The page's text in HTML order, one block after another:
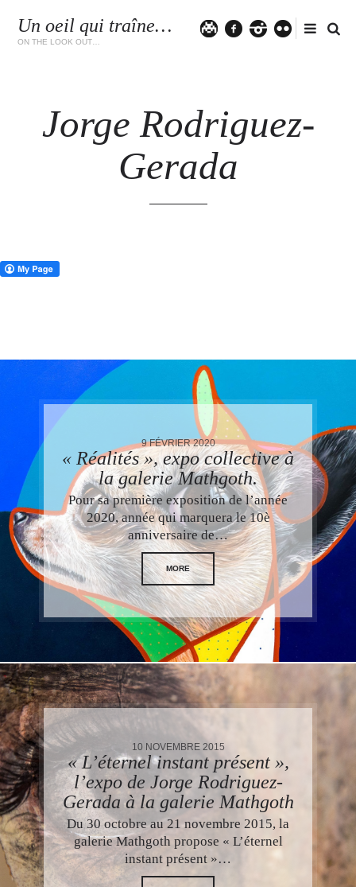
Un oeil qui traîne…
ON THE LOOK OUT…
Jorge Rodriguez-
Gerada
9 FÉVRIER 2020
« Réalités », expo collective à
la galerie Mathgoth.
Pour sa première exposition de l’année
2020, année qui marquera le 10è
anniversaire de…
MORE
10 NOVEMBRE 2015
« L’éternel instant présent »,
l’expo de Jorge Rodriguez-
Gerada à la galerie Mathgoth
Du 30 octobre au 21 novembre 2015, la
galerie Mathgoth propose « L’éternel
instant présent »…